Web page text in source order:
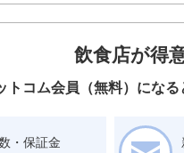
飲食店が得
トコム会員（無料）になる
・保証金